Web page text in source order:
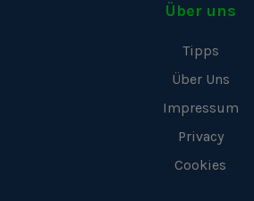
Über uns
Tipps
Über Uns
Impressum
Privacy
Cookies